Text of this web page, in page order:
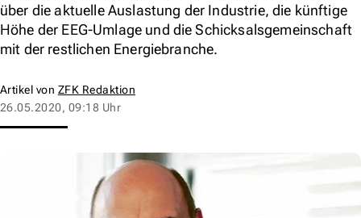
über die aktuelle Auslastung der Industrie, die künftige
Höhe der EEG-Umlage und die Schicksalsgemeinschaft
mit der restlichen Energiebranche.
Artikel von ZFK Redaktion
26.05.2020, 09:18 Uhr